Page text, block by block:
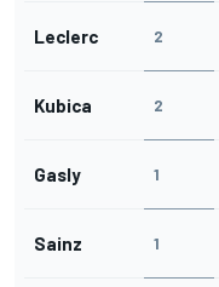
Leclerc 2
Kubica 2
Gasly 1
Sainz 1